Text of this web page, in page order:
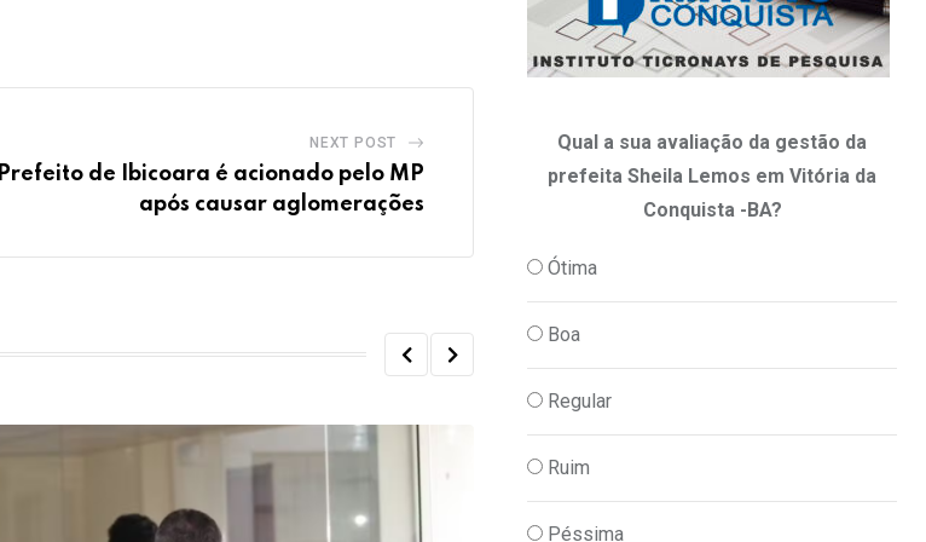
NEXT POST
Prefeito de Ibicoara é acionado pelo MP
após causar aglomerações
Qual a sua avaliação da gestão da
prefeita Sheila Lemos em Vitória da
Conquista -BA?
Ótima
Boa
Regular
Ruim
Péssima